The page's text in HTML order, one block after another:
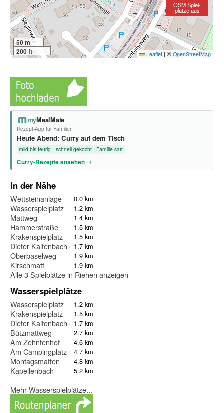
50 m
200 ft
Leaflet |© OpenStreetMap
OSM Spiel-
plätze aus
myMealMate
Rezept-App für Familien
Heute Abend: Curry auf dem Tisch
mild bis feurig schnell gekocht Familie satt
Curry-Rezepte ansehen →
In der Nähe
Wettsteinanlage 0.0 km
Wasserspielplatz 1.2 km
Mattweg 1.4 km
Hammerstraße 1.5 km
Krakenspielplatz 1.5 km
Dieter Kaltenbach - Stiftung
1.7 km
Oberbaselweg 1.9 km
Kirschmatt 1.9 km
Alle 3 Spielplätze in Riehen anzeigen
Wasserspielplätze
Wasserspielplatz 1.2 km
Krakenspielplatz 1.5 km
Dieter Kaltenbach - Stiftung
1.7 km
Bützmattweg 2.7 km
Am Zehntenhof 4.6 km
Am Campingplatz 4.7 km
Montagsmatten 4.8 km
Kapellenbach 5.2 km
Mehr Wasserspielplätze...